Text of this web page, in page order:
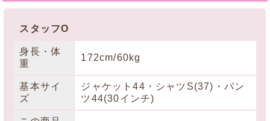
スタッフO
身長・体
重
172cm/60kg
基本サイ
ズ
ジャケット44・シャツS(37)・パン
ツ44(30インチ)